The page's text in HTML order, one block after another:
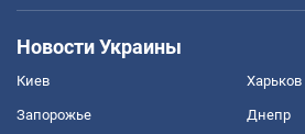
Новости Украины
Киев Харьков
Запорожье Днепр